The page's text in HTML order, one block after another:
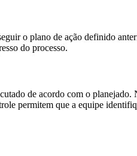
o plano de ação definido
do processo.
de acordo com o
permitem que a equipe